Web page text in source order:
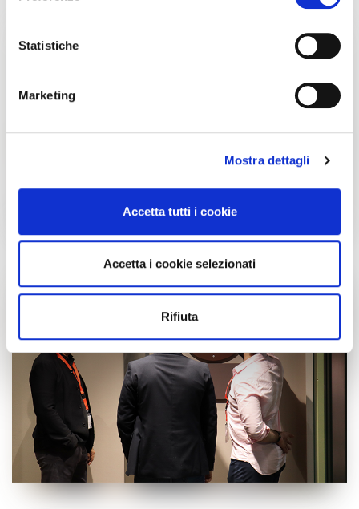
raccogliere informazioni sulla tua posizione
geografica, con un'approssimazione di qualche
Identificare il tuo dispositivo, scansionandolo
Approfondisci come vengono elaborati i tuoi dati personali
dalla Dichiarazione sui cookie.
Utilizziamo i cookie per personalizzare contenuti ed
analizzare il nostro traffico. Condividiamo inoltre
informazioni sul modo in cui utilizzi il nostro sito con i
nostri partner che si occupano di analisi dei dati web,
pubblicità e social media, i quali potrebbero combinarle
con altre informazioni che hai fornito loro o che hanno
raccolto dal tuo utilizzo dei loro servizi.
Cliccando sul tasto “Accetta tutti i cookie” acconsenti
all’utilizzo di tutti i cookie, mentre cliccando su “Accetta
selezionati
” acconsenti all’installazione dei soli cookie
selezionati nei riquadri sottostanti. Cliccando su “mostra
Statistiche
Marketing
Mostra dettagli
Accetta tutti i cookie
Accetta i cookie selezionati
Rifiuta